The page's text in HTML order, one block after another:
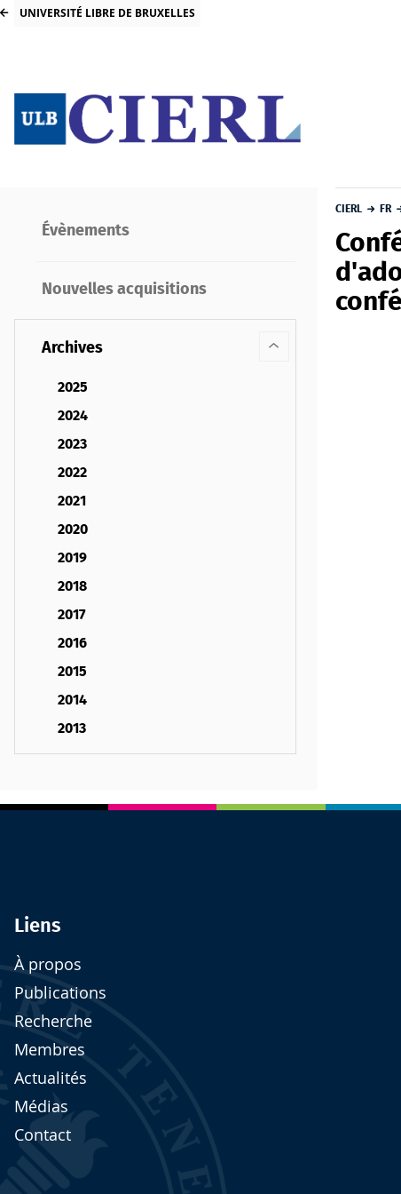
UNIVERSITÉ LIBRE DE BRUXELLES
Évènements
Nouvelles acquisitions
Archives
2025
2024
2023
2022
2021
2020
2019
2018
2017
2016
2015
2014
2013
CIERL FR
Liens
À propos
Publications
Recherche
Membres
Actualités
Médias
Contact